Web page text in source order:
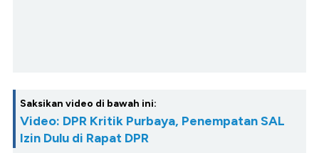
Saksikan video di bawah ini:
Video: DPR Kritik Purbaya, Penempatan SAL
Izin Dulu di Rapat DPR